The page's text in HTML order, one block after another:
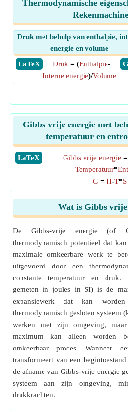
Thermodynamische
Druk met behulp van enthalpie,
energie en volume
​ LaTeX
Druk = (Enthalpie-
Interne energie)/Volume
Gibbs vrije energie met
temperatuur en
​LaTeX Gibbs vrije energie =
Temperatuur*
G= H-T*S
Wat is Gibbs vrije
De Gibbs-vrije energie (of
thermodynamisch potentieel dat
maximale omkeerbare werk te
uitgevoerd door een
constante temperatuur en druk.
gemeten in joules in SI) is de
expansiewerk dat kan
thermodynamisch gesloten systeem
werken met zijn omgeving,
maximum kan alleen worden
omkeerbaar proces. Wanneer
transformeert van een
de afname van Gibbs-vrije energie
systeem aan zijn omgeving,
drukkrachten.